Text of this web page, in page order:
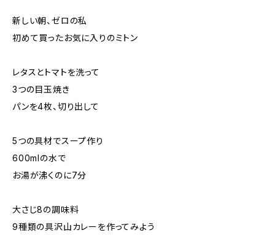
新しい朝、ゼロの私
初めて買ったお気に入りのミトン
レタスとトマトを洗って
3つの目玉焼き
パンを4枚、切り出して
5つの具材でスープ作り
600mlの水で
お湯が沸くのに7分
大さじ8の調味料
9種類の具沢山カレーを作ってみよう